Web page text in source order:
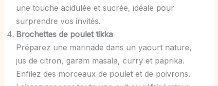
une touche acidulée et sucrée, idéale pour
surprendre vos invités.
Brochettes de poulet tikka
Préparez une marinade dans un yaourt nature,
jus de citron, garam masala, curry et paprika.
Enfilez des morceaux de poulet et de poivrons.